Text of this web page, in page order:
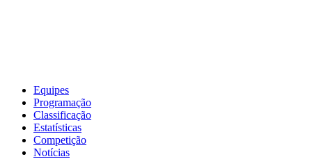
Equipes
Programação
Classificação
Estatísticas
Competição
Notícias